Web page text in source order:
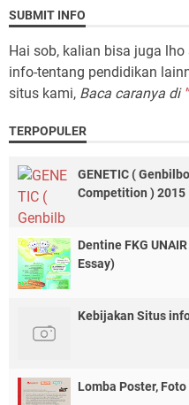
SUBMIT INFO
Hai sob, kalian bisa juga
info-tentang pendidikan
situs kami, Baca caranya di
TERPOPULER
GENETIC (
Competition ) 2015
Dentine FKG
Essay)
Kebijakan Situs
Lomba Poster,